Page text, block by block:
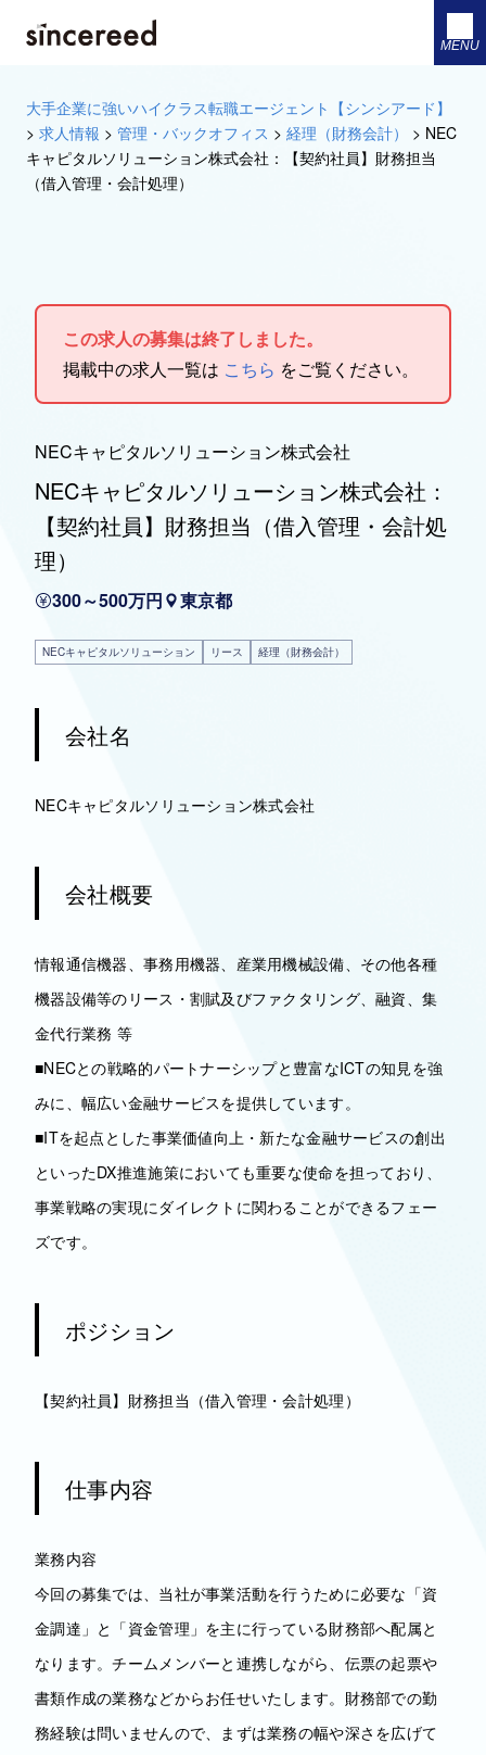
MENU
大手企業に強いハイクラス転職エージェント【シンシアード】
> 求人情報 > 管理・バックオフィス > 経理（財務会計） > NEC
キャピタルソリューション株式会社：【契約社員】財務担当
（借入管理・会計処理）
この求人の募集は終了しました。
掲載中の求人一覧は こちら をご覧ください。
NECキャピタルソリューション株式会社
NECキャピタルソリューション株式会社：
【契約社員】財務担当（借入管理・会計処
理）
300～500万円 東京都
NECキャピタルソリューション リース 経理（財務会計）
会社名
NECキャピタルソリューション株式会社
会社概要
情報通信機器、事務用機器、産業用機械設備、その他各種
機器設備等のリース・割賦及びファクタリング、融資、集
金代行業務 等
■NECとの戦略的パートナーシップと豊富なICTの知見を強
みに、幅広い金融サービスを提供しています。
■ITを起点とした事業価値向上・新たな金融サービスの創出
といったDX推進施策においても重要な使命を担っており、
事業戦略の実現にダイレクトに関わることができるフェー
ズです。
ポジション
【契約社員】財務担当（借入管理・会計処理）
仕事内容
業務内容
今回の募集では、当社が事業活動を行うために必要な「資
金調達」と「資金管理」を主に行っている財務部へ配属と
なります。チームメンバーと連携しながら、伝票の起票や
書類作成の業務などからお任せいたします。財務部での勤
務経験は問いませんので、まずは業務の幅や深さを広げて